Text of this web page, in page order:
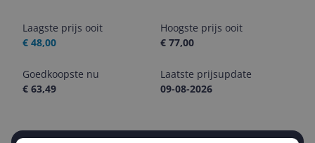
Laagste prijs ooit
€ 48,00
Hoogste prijs ooit
€ 77,00
Goedkoopste nu
€ 63,49
Laatste prijsupdate
09-08-2026